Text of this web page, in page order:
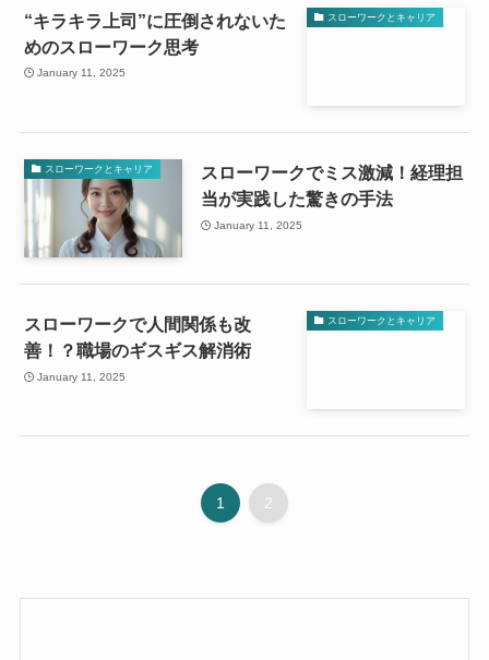
スローワークとキャリア
“キラキラ上司”に圧倒されないた
めのスローワーク思考
January 11, 2025
スローワークとキャリア
スローワークでミス激減！経理担
当が実践した驚きの手法
January 11, 2025
スローワークとキャリア
スローワークで人間関係も改
善！？職場のギスギス解消術
January 11, 2025
1 2